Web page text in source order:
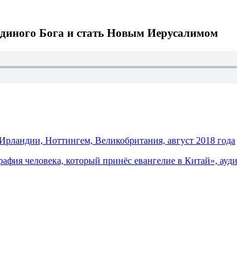
Бога и стать Новым Иерусалимом
Ноттингем, Великобритания, август 2018 года
человека, который принёс евангелие в Китай»,